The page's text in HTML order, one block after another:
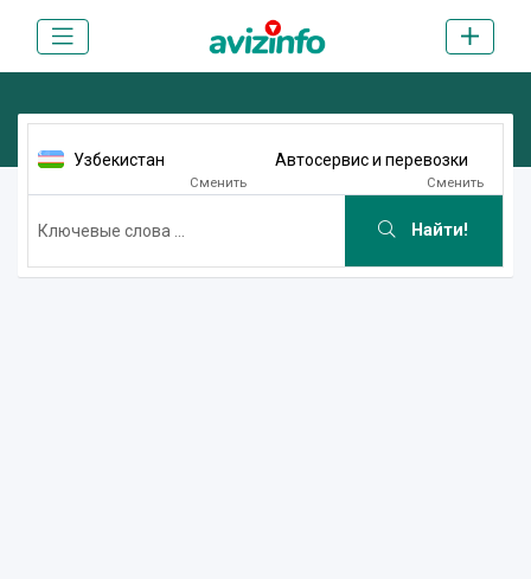
Узбекистан
Сменить
Автосервис и перевозки
Сменить
Найти!